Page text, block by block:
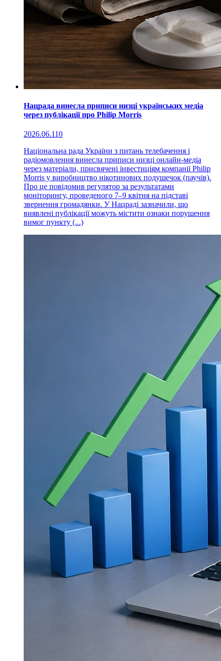
Нацрада винесла приписи низці українських медіа
через публікації про Philip Morris
2026.06.110
Національна рада України з питань телебачення і
радіомовлення винесла приписи низці онлайн-медіа
через матеріали, присвячені інвестиціям компанії Philip
Morris у виробництво нікотинових подушечок (паучів).
Про це повідомив регулятор за результатами
моніторингу, проведеного 7–9 квітня на підставі
звернення громадянки. У Нацраді зазначили, що
виявлені публікації можуть містити ознаки порушення
вимог пункту (...)